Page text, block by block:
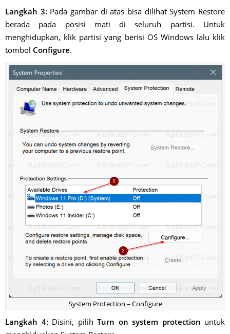
Langkah 3: Pada gambar di atas bisa dilihat System Restore
berada pada posisi mati di seluruh partisi. Untuk
menghidupkan, klik partisi yang berisi OS Windows lalu klik
tombol Configure.
System Protection – Configure
Langkah 4: Disini, pilih Turn on system protection untuk